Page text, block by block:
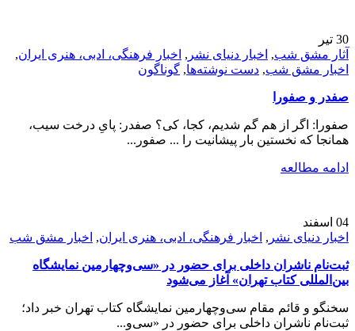
30 تیر
آثار مشق شب, اخبار دنیای نشر , اخبار فرهنگی، ادبی، هنری ایران,
اخبار مشق شب, دست نوشته‌ها, گوناگون
صفدر و صفورا
صفورا: اگر از هم گم شدیم، کجا، کی؟ صفدر: پایِ درخت سیب،
همانجا که نخستین بار پیشانیت را ... صفور...
ادامه مطالعه
04 اسفند
اخبار دنیای نشر , اخبار فرهنگی، ادبی، هنری ایران, اخبار مشق شب
ثبت‌نام ناشران داخلی برای حضور در «سی‌و‌چهارمین نمایشگاه
بین‌المللی کتاب تهران» آغاز می‌شود
سخنگو و قائم مقام سی‌وچهارمین نمایشگاه کتاب تهران خبر داد؛
ثبت‌نام ناشران داخلی برای حضور در «سی‌و‌...